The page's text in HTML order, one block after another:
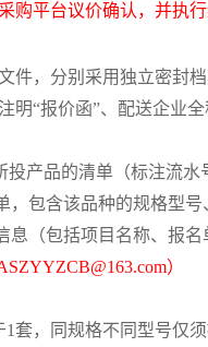
购平台议价确认，并执行
件，分别采用独立密封
明“报价函”、配送企业
投产品的清单（标注流
包含该品种的规格型号
息（包括项目名称、报
）
1套，同规格不同型号仅